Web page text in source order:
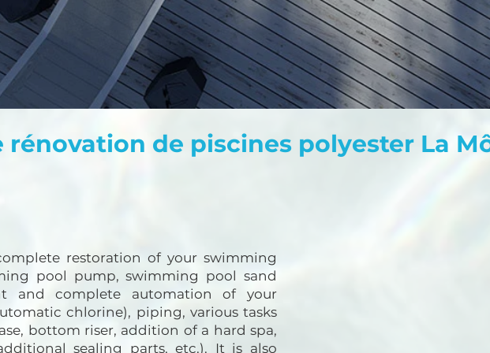
de piscines polyester La
restoration of your swimming
pool pump, swimming pool sand
and complete automation of your
chlorine), piping, various tasks
bottom riser, addition of a hard spa,
sealing parts, etc.). It is also